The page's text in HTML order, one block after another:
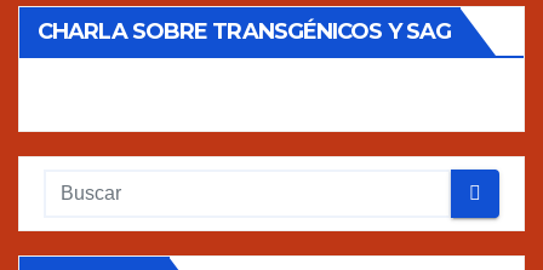
CHARLA SOBRE TRANSGÉNICOS Y SAG